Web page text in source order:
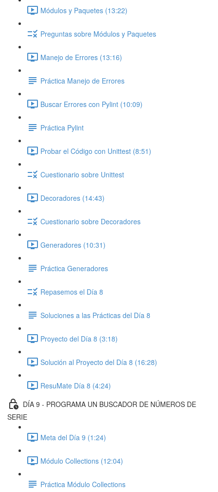
Módulos y Paquetes (13:22)
Preguntas sobre Módulos y Paquetes
Manejo de Errores (13:16)
Práctica Manejo de Errores
Buscar Errores con Pylint (10:09)
Práctica Pylint
Probar el Código con Unittest (8:51)
Cuestionario sobre Unittest
Decoradores (14:43)
Cuestionario sobre Decoradores
Generadores (10:31)
Práctica Generadores
Repasemos el Día 8
Soluciones a las Prácticas del Día 8
Proyecto del Día 8 (3:18)
Solución al Proyecto del Día 8 (16:28)
ResuMate Día 8 (4:24)
DÍA 9 - PROGRAMA UN BUSCADOR DE NÚMEROS DE
SERIE
Meta del Día 9 (1:24)
Módulo Collections (12:04)
Práctica Módulo Collections